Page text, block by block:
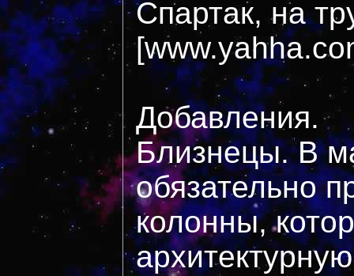
Спартак, на
Добавления.
Близнецы. В
обязательно
колонны,